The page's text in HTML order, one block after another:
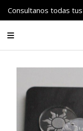
Consultanos todas